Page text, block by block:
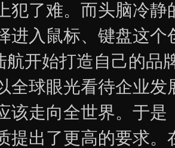
犯了难。而头脑冷
进入鼠标、键盘这个
开始打造自己的品
全球眼光看待企业
该走向全世界。于是
提出了更高的要求